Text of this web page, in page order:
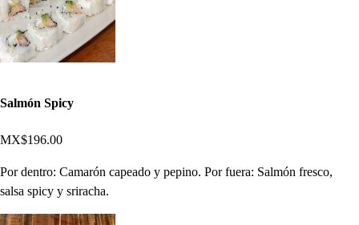
Salmón Spicy
MX$196.00
Por dentro: Camarón capeado y pepino. Por fuera: Salmón fresco,
salsa spicy y sriracha.